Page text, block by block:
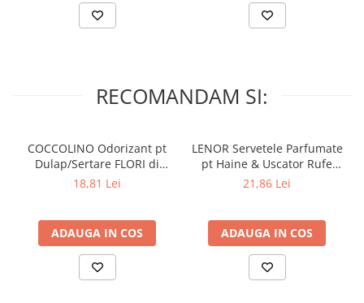
Covoare & Tapiterii
RECOMANDAM SI:
COCCOLINO Odorizant pt
Dulap/Sertare FLORI di
PRIMAVERA 3 buc
18,81 Lei
ADAUGA IN COS
LENOR Servetele Parfumate
pt Haine & Uscator Rufe
SPRING AWAKENING 34 buc
21,86 Lei
ADAUGA IN COS